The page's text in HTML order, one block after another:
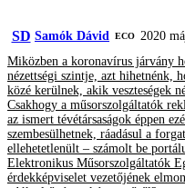
SD Samók Dávid ECO
2020
Miközben a koronavírus járvány
nézettségi szintje, azt hihetnénk,
közé kerülnek, akik veszteségek
Csakhogy a műsorszolgáltatók
az ismert tévétársaságok éppen
szembesülhetnek, ráadásul a
ellehetetlenült – számolt be
Elektronikus Műsorszolgáltatók
érdekképviselet vezetőjének